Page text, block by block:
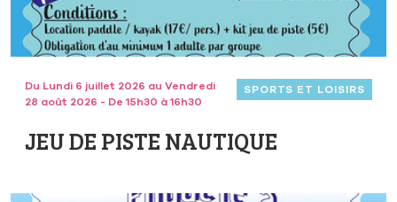
Du Lundi 6 juillet 2026 au Vendredi
28 août 2026 - De 15h30 à 16h30
SPORTS ET LOISIRS
JEU DE PISTE NAUTIQUE